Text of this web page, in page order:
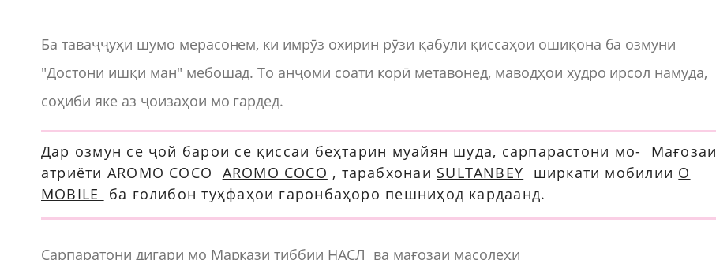
Ба таваҷҷуҳи шумо мерасонем, ки имрӯз охирин рӯзи қабули қиссаҳои ошиқона ба озмуни
"Достони ишқи ман" мебошад. То анҷоми соати корӣ метавонед, маводҳои худро ирсол намуда,
соҳиби яке аз ҷоизаҳои мо гардед.
Дар озмун се ҷой барои се қиссаи беҳтарин муайян шуда, сарпарастони мо- Мағозаи
атриёти AROMO COCO AROMO COCO , тарабхонаи SULTANBEY ширкати мобилии O
MOBILE
ба ғолибон туҳфаҳои гаронбаҳоро пешниҳод кардаанд.
Сарпаратони дигари мо Маркази тиббии НАСЛ ва мағозаи масолеҳи